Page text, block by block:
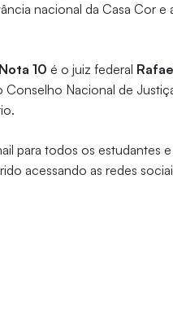
nacional da Casa Cor
10 é o juiz federal
Conselho Nacional de
para todos os estudantes
acessando as redes